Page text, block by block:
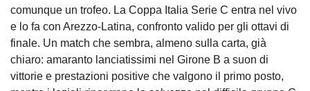
comunque un trofeo. La Coppa Italia Serie C entra nel vivo
e lo fa con Arezzo-Latina, confronto valido per gli ottavi di
finale. Un match che sembra, almeno sulla carta, già
chiaro: amaranto lanciatissimi nel Girone B a suon di
vittorie e prestazioni positive che valgono il primo posto,